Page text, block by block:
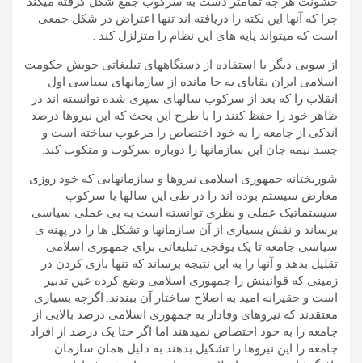
چرا که آنها این نکته را دریافته اند تنها اعتراض در شکل جمعی
است که میتواند پایه های این نظام را متزلزل کند .
از سویی دیگر با استفاده از دستگاههای تبلیغاتی خویش حکومت
اسلامی ایران بقایای به جا مانده از سازمانهای سیاسی اول
انقلاب را که بعد از سرکوب سالهای سپری شده توانسته اند در
ظاهر خود را حفظ کنند را با طرح این بحث که این نیروها درصد
اندکی از جامعه را به خود اختصاص را مرعوب ساخته است و
جسد نیمه جان این سازمانها را دوباره سرکوب و منکوب کند.
شوربختانه جمهوری اسلامی نیروها و سازمانهایی که خود روزی
معارض سیستم بوده اند را در طی این سالها با سرکوب
سیستماتیک عملی و نظری توانسته است به بی عملی سیاسی
برساند و نقش بسیاری از آن سازمانها و تشکل ها را در پهنه ی
سیاسی جامعه تا یک بوقچی تبلیغاتی برای جمهوری اسلامی
تقلیل بدهد و آنها را به این نتیجه برساند که تنها بازی کردن در
زمینی که قوانینش را جمهوری اسلامی وضع کرده عین تدبیر
است و حقیرانه امید به اصلاح ساختار آن ببندند. اگرچه بسیاری
معتقدند که نیروهای وفادار به جمهوری اسلامی درصد بالایی از
جامعه را به خود اختصاص نمیدهند اما اگر حتا یک درصد از افراد
جامعه را این نیروها را تشکیل بدهند به دلیل همان سازمان